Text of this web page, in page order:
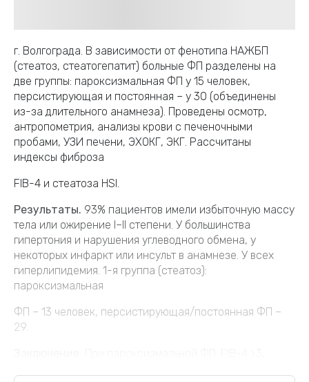
г. Волгограда. В зависимости от фенотипа НАЖБП
(стеатоз, стеатогепатит) больные ФП разделены на
две группы: пароксизмальная ФП у 15 человек,
персистирующая и постоянная – у 30 (объединены
из-за длительного анамнеза). Проведены осмотр,
антропометрия, анализы крови с печеночными
пробами, УЗИ печени, ЭХОКГ, ЭКГ. Рассчитаны
индексы фиброза
FIB-4 и стеатоза HSI.
Результаты. 93% пациентов имели избыточную массу
тела или ожирение I–II степени. У большинства
гипертония и нарушения углеводного обмена, у
некоторых инфаркт или инсульт в анамнезе. У всех
гиперлипидемия. 1-я группа (стеатоз):
пароксизмальная
ФП – 13 человек, персистирующая/постоянная ФП –
29.